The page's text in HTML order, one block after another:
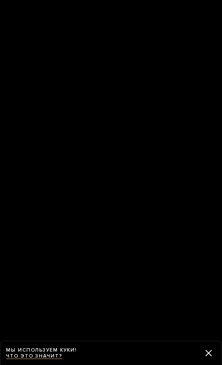
МЫ ИСПОЛЬЗУЕМ КУКИ!
ЧТО ЭТО ЗНАЧИТ?